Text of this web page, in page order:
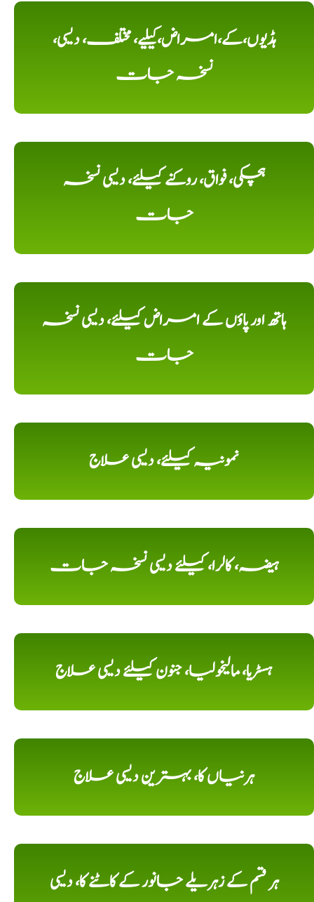
ہڈیوں،کے،امراض،کیلیے، مختلف، دیسی،
نسخہ جات
ہچکی، فواق، روکنے کیلئے، دیسی نسخہ
جات
ہاتھ اور پاؤں کے امراض کیلئے، دیسی نسخہ
جات
نمونیہ کیلئے، دیسی علاج
ہیضہ، کالرا، کیلئے دیسی نسخہ جات
ہسٹریا، مالیخولیا، جنون کیلئے دیسی علاج
ہرنیاں کا، بہترین دیسی علاج
ہر قسم کے زہریلے جانور کے کاٹنے کا، دیسی